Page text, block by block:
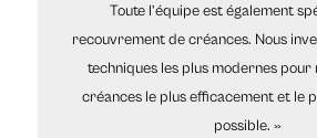
Toute l’équipe est également
recouvrement de créances. Nous
techniques les plus modernes
créances le plus efficacement et le
possible. »